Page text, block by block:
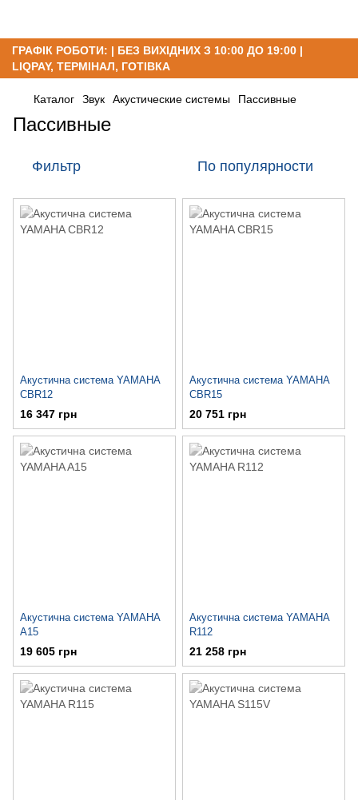
ГРАФІК РОБОТИ: | БЕЗ ВИХІДНИХ З 10:00 ДО 19:00 |
LIQPAY, ТЕРМІНАЛ, ГОТІВКА
Каталог Звук Акустические системы Пассивные
Пассивные
Фильтр По популярности
Акустична система YAMAHA
CBR12
16 347 грн
Акустична система YAMAHA
CBR15
20 751 грн
Акустична система YAMAHA
A15
19 605 грн
Акустична система YAMAHA
R112
21 258 грн